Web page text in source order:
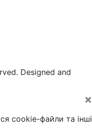
Designed and
×
cookie-файли та інші